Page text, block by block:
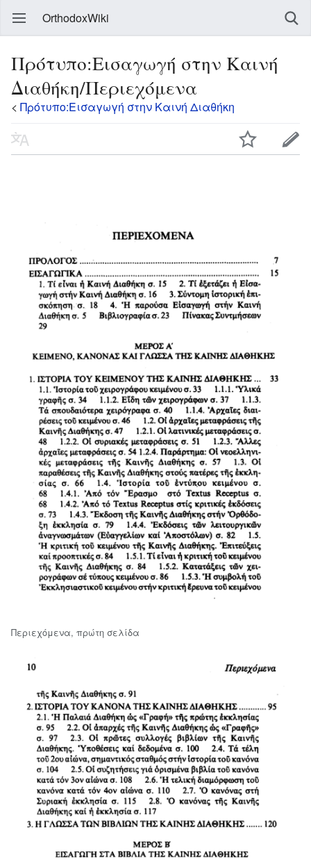
OrthodoxWiki
Πρότυπο:Εισαγωγή στην Καινή
Διαθήκη/Περιεχόμενα
< Πρότυπο:Εισαγωγή στην Καινή Διαθήκη
Περιεχόμενα, πρώτη σελίδα